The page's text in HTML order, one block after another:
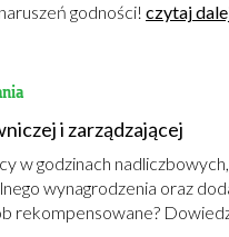
godności! czytaj
i zarządzającej
w godzinach
wynagrodzenia oraz
rekompensowane?